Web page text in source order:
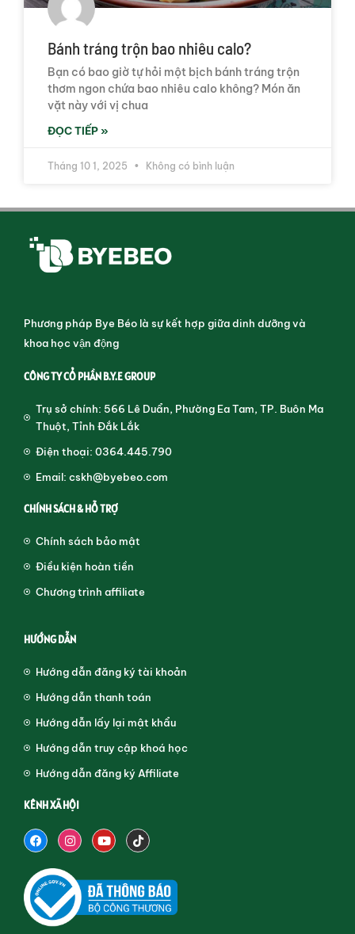
Bánh tráng trộn bao nhiêu calo?
Bạn có bao giờ tự hỏi một bịch bánh tráng trộn
thơm ngon chứa bao nhiêu calo không? Món ăn
vặt này với vị chua
ĐỌC TIẾP »
Tháng 10 1, 2025 Không có bình luận
Phương pháp Bye Béo là sự kết hợp giữa dinh dưỡng và
khoa học vận động
CÔNG TY CỔ PHẦN B.Y.E GROUP
Trụ sở chính: 566 Lê Duẩn, Phường Ea Tam, TP. Buôn Ma
Thuột, Tỉnh Đắk Lắk
Điện thoại: 0364.445.790
Email: cskh@byebeo.com
CHÍNH SÁCH & HỖ TRỢ
Chính sách bảo mật
Điều kiện hoàn tiền
Chương trình affiliate
HƯỚNG DẪN
Hướng dẫn đăng ký tài khoản
Hướng dẫn thanh toán
Hướng dẫn lấy lại mật khẩu
Hướng dẫn truy cập khoá học
Hướng dẫn đăng ký Affiliate
KÊNH XÃ HỘI